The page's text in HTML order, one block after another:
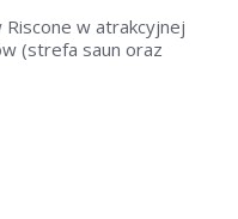
Riscone w atrakcyjnej
(strefa saun oraz